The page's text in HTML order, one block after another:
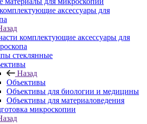
аксессуары для
комплектующие аксессуары для
стеклянные
Назад
Объективы
Объективы для биологии и медицины
Объективы для материаловедения
микроскопии